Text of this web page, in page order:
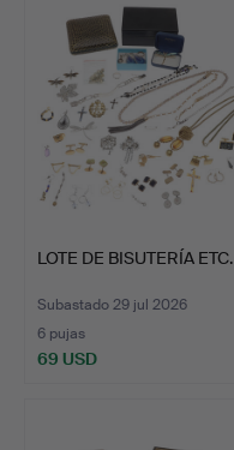
LOTE DE BISUTERÍA ETC.
Subastado 29 jul 2026
6 pujas
69 USD